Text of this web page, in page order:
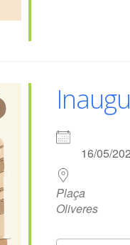
16/05/
Plaça
Oliveres